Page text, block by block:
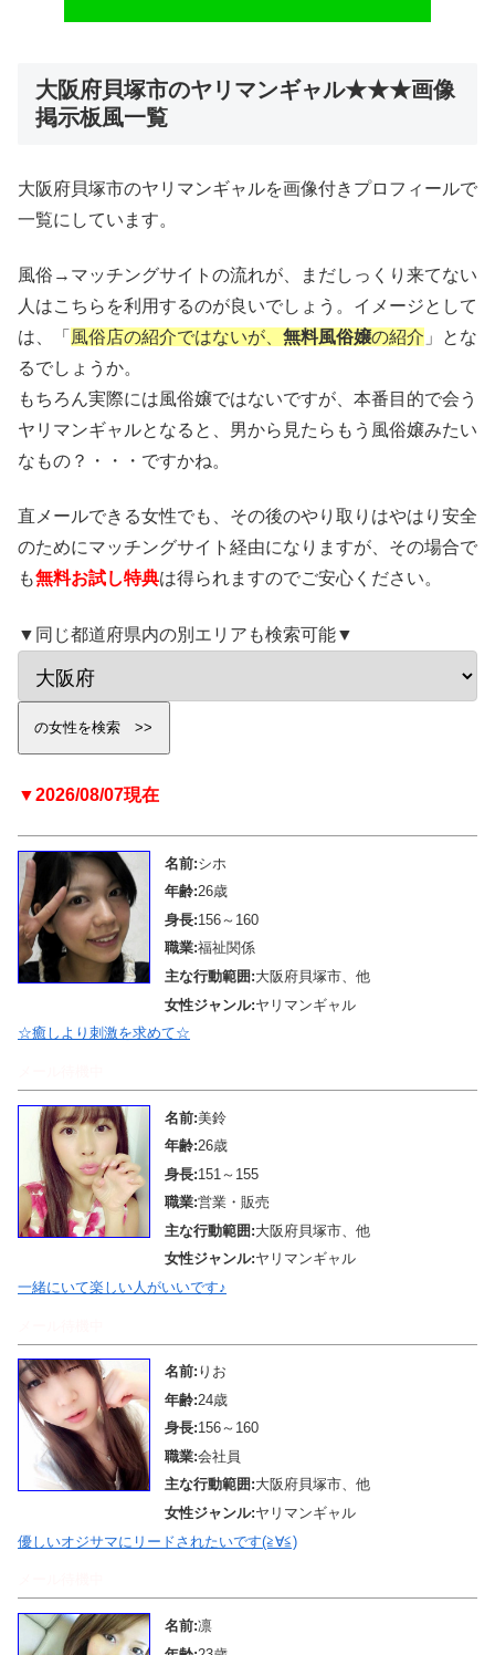
大阪府貝塚市のヤリマンギャル★★★画像
掲示板風一覧
大阪府貝塚市のヤリマンギャルを画像付きプロフィールで
一覧にしています。
風俗→マッチングサイトの流れが、まだしっくり来てない
人はこちらを利用するのが良いでしょう。イメージとして
は、「 風俗店の紹介ではないが、 無料風俗嬢の紹介 」とな
るでしょうか。
もちろん実際には風俗嬢ではないですが、本番目的で会う
ヤリマンギャルとなると、男から見たらもう風俗嬢みたい
なもの？・・・ですかね。
直メールできる女性でも、その後のやり取りはやはり安全
のためにマッチングサイト経由になりますが、その場合で
も無料お試し特典は得られますのでご安心ください。
▼同じ都道府県内の別エリアも検索可能▼
▼2026/08/07現在
名前:シホ
年齢:26歳
身長:156～160
職業:福祉関係
主な行動範囲:大阪府貝塚市、他
女性ジャンル:ヤリマンギャル
☆癒しより刺激を求めて☆
名前:美鈴
年齢:26歳
身長:151～155
職業:営業・販売
主な行動範囲:大阪府貝塚市、他
女性ジャンル:ヤリマンギャル
一緒にいて楽しい人がいいです♪
名前: りお
年齢:24歳
身長:156～160
職業:会社員
主な行動範囲:大阪府貝塚市、他
女性ジャンル:ヤリマンギャル
優しいオジサマにリードされたいです(≧∀≦)
名前:凛